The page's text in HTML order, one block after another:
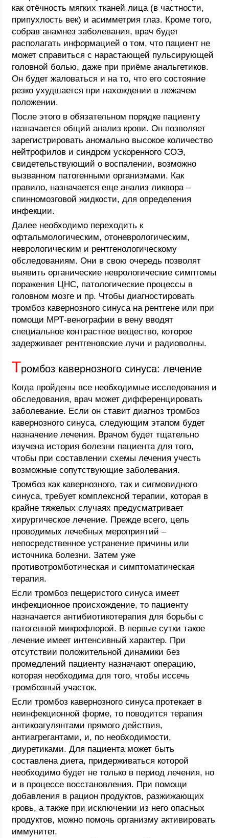
как отёчность мягких тканей лица (в частности,
припухлость век) и асимметрия глаз. Кроме того,
собрав анамнез заболевания, врач будет
располагать информацией о том, что пациент не
может справиться с нарастающей пульсирующей
головной болью, даже при приёме анальгетиков.
Он будет жаловаться и на то, что его состояние
резко ухудшается при нахождении в лежачем
положении.
После этого в обязательном порядке пациенту
назначается общий анализ крови. Он позволяет
зарегистрировать аномально высокое количество
нейтрофилов и синдром ускоренного СОЭ,
свидетельствующий о воспалении, возможно
вызванном патогенными организмами. Как
правило, назначается еще анализ ликвора –
спинномозговой жидкости, для определения
инфекции.
Далее необходимо переходить к
офтальмологическим, отоневрологическим,
неврологическим и рентгенологическому
обследованиям. Они в свою очередь позволят
выявить органические неврологические симптомы
поражения ЦНС, патологические процессы в
головном мозге и пр. Чтобы диагностировать
тромбоз кавернозного синуса на рентгене или при
помощи МРТ-венографии в вену вводят
специальное контрастное вещество, которое
задерживает рентгеновские лучи и радиоволны.
Тромбоз кавернозного синуса: лечение
Когда пройдены все необходимые исследования и
обследования, врач может дифференцировать
заболевание. Если он ставит диагноз тромбоз
кавернозного синуса, следующим этапом будет
назначение лечения. Врачом будет тщательно
изучена история болезни пациента для того,
чтобы при составлении схемы лечения учесть
возможные сопутствующие заболевания.
Тромбоз как кавернозного, так и сигмовидного
синуса, требует комплексной терапии, которая в
крайне тяжелых случаях предусматривает
хирургическое лечение. Прежде всего, цель
проводимых лечебных мероприятий –
непосредственное устранение причины или
источника болезни. Затем уже
противотромботическая и симптоматическая
терапия.
Если тромбоз пещеристого синуса имеет
инфекционное происхождение, то пациенту
назначается антибиотикотерапия для борьбы с
патогенной микрофлорой. В первые сутки такое
лечение имеет интенсивный характер. При
отсутствии положительной динамики без
промедлений пациенту назначают операцию,
которая необходима для того, чтобы иссечь
тромбозный участок.
Если тромбоз кавернозного синуса протекает в
неинфекционной форме, то поводится терапия
антикоагулянтами прямого действия,
антиагрегантами, и, по необходимости,
диуретиками. Для пациента может быть
составлена диета, придерживаться которой
необходимо будет не только в период лечения, но
и в процессе восстановления. При помощи
добавления в рацион продуктов, разжижающих
кровь, а также при исключении из него опасных
продуктов, можно помочь организму активировать
иммунитет.